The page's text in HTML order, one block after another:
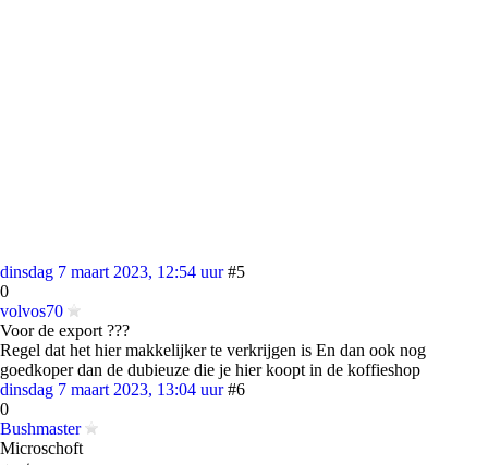
dinsdag 7 maart 2023, 12:54 uur #5
0
volvos70
Voor de export ???
Regel dat het hier makkelijker te verkrijgen is En dan ook nog
goedkoper dan de dubieuze die je hier koopt in de koffieshop
dinsdag 7 maart 2023, 13:04 uur #6
0
Bushmaster
Microschoft